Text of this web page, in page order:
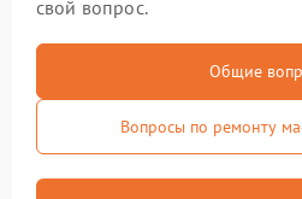
свой вопрос.
Общие
Вопросы по ремонту